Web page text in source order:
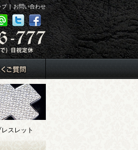
お問い合わせ
|
プ
スレット